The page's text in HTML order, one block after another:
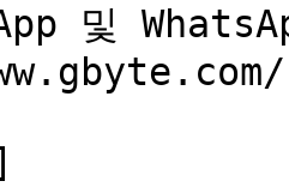
및